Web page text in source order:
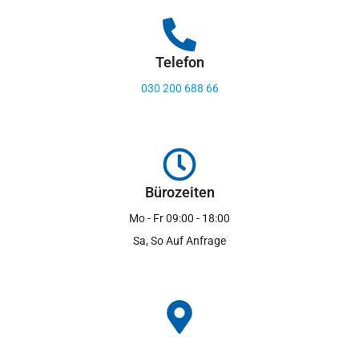
Telefon
030 200 688 66
Bürozeiten
Mo - Fr 09:00 - 18:00
Sa, So Auf Anfrage